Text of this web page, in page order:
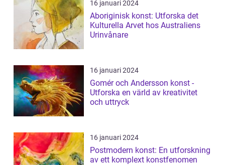
16 januari 2024
Aboriginisk konst: Utforska det
Kulturella Arvet hos Australiens
Urinvånare
16 januari 2024
Gomér och Andersson konst -
Utforska en värld av kreativitet
och uttryck
16 januari 2024
Postmodern konst: En utforskning
av ett komplext konstfenomen